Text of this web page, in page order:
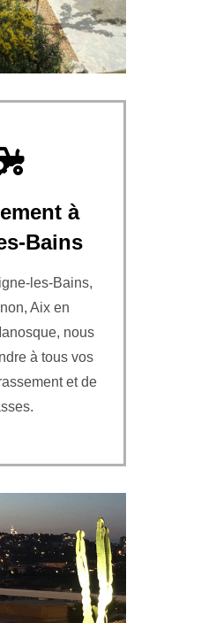
à
Bains
les-Bains,
Aix en
nous
à tous vos
et de